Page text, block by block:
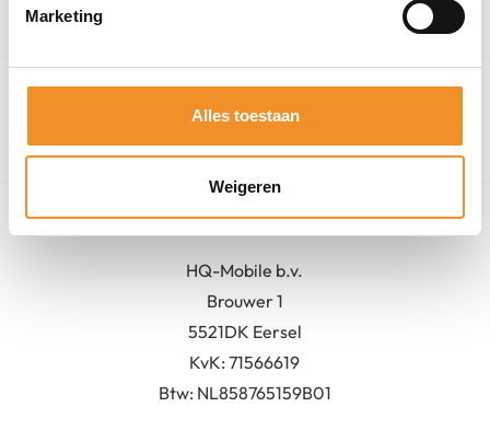
Marketing
Alles toestaan
Weigeren
Algemeen
Contact
HQ-Mobile b.v.
Brouwer 1
5521DK Eersel
KvK:71566619
Btw: NL858765159B01